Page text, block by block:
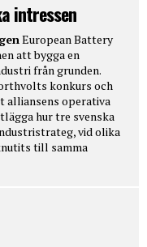
intressen
European Battery
att bygga en
från grunden.
konkurs och
alliansens operativa
hur tre svenska
vid olika
till samma